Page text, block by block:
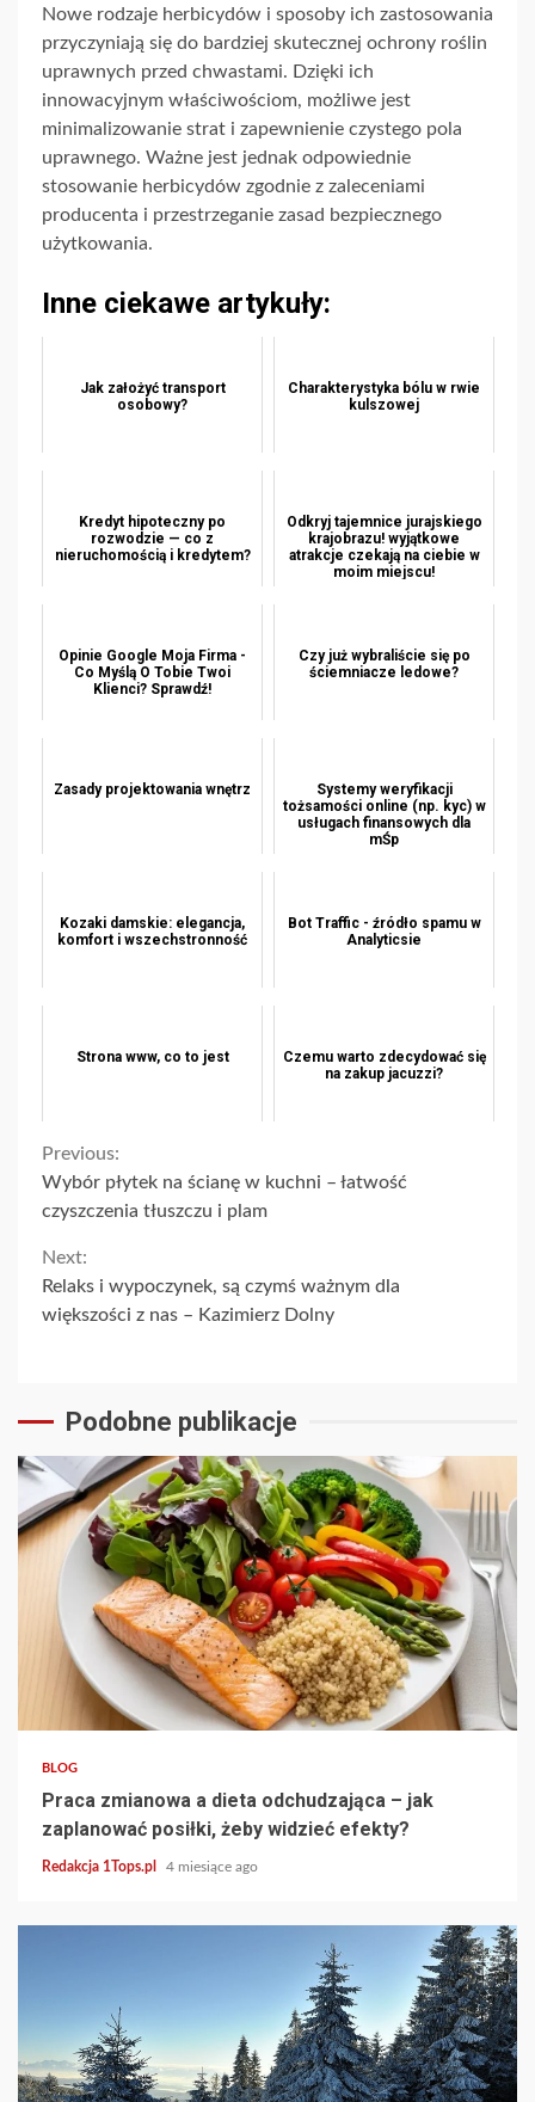
Nowe rodzaje herbicydów i sposoby ich zastosowania
przyczyniają się do bardziej skutecznej ochrony roślin
uprawnych przed chwastami. Dzięki ich
innowacyjnym właściwościom, możliwe jest
minimalizowanie strat i zapewnienie czystego pola
uprawnego. Ważne jest jednak odpowiednie
stosowanie herbicydów zgodnie z zaleceniami
producenta i przestrzeganie zasad bezpiecznego
użytkowania.
Inne ciekawe artykuły:
Jak założyć transport
osobowy?
Charakterystyka bólu w rwie
kulszowej
Kredyt hipoteczny po
rozwodzie — co z
nieruchomością i kredytem?
Odkryj tajemnice jurajskiego
krajobrazu! wyjątkowe
atrakcje czekają na ciebie w
moim miejscu!
Opinie Google Moja Firma -
Co Myślą O Tobie Twoi
Klienci? Sprawdź!
Czy już wybraliście się po
ściemniacze ledowe?
Zasady projektowania wnętrz
Systemy weryfikacji
tożsamości online (np. kyc) w
usługach finansowych dla
mŚp
Kozaki damskie: elegancja,
komfort i wszechstronność
Bot Traffic - źródło spamu w
Analyticsie
Strona www, co to jest
Czemu warto zdecydować się
na zakup jacuzzi?
Continue
Reading
Previous:
Wybór płytek na ścianę w kuchni – łatwość
czyszczenia tłuszczu i plam
Next:
Relaks i wypoczynek, są czymś ważnym dla
większości z nas – Kazimierz Dolny
Podobne publikacje
3 min read
BLOG
Praca zmianowa a dieta odchudzająca – jak
zaplanować posiłki, żeby widzieć efekty?
Redakcja 1Tops.pl 4 miesiące ago